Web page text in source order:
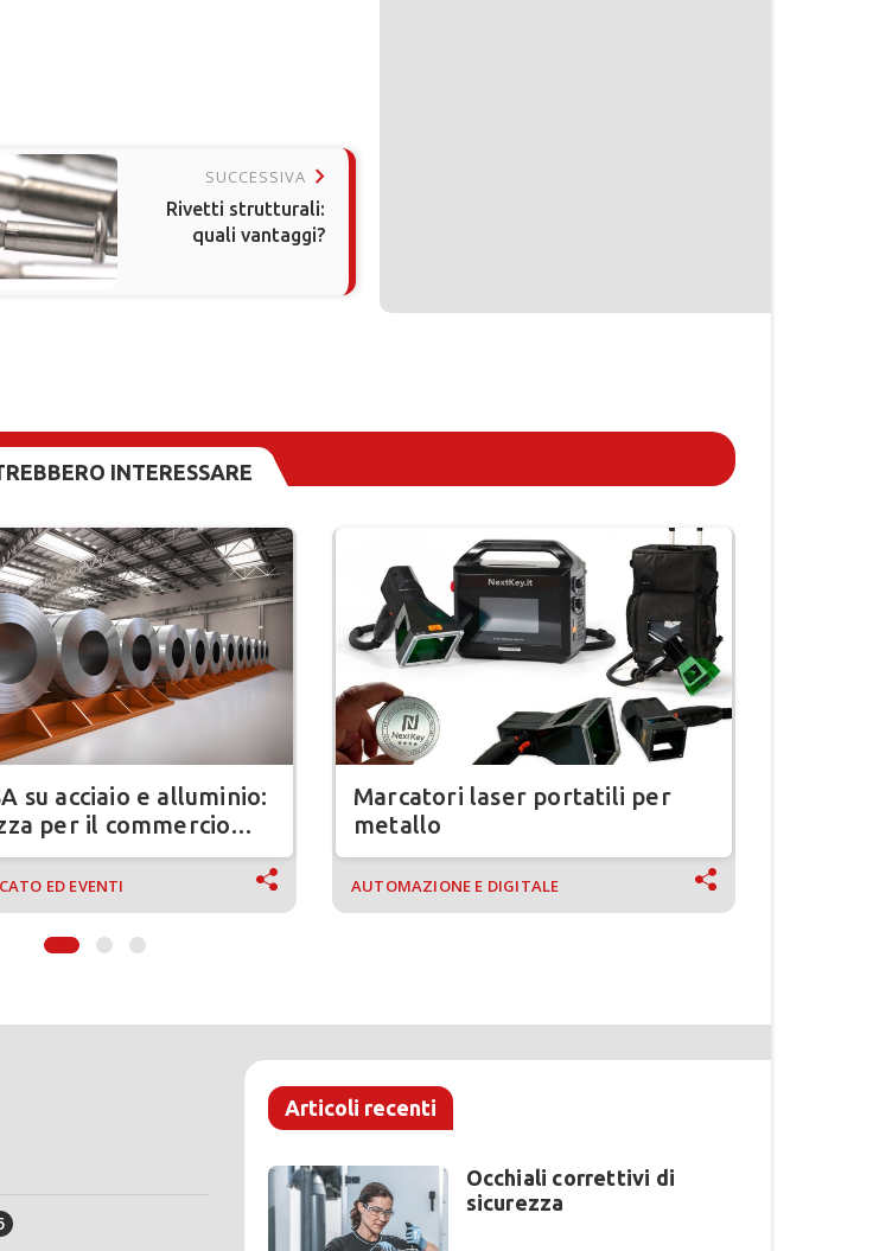
SUCCESSIVA keyboard_arrow_right
Rivetti strutturali:
quali vantaggi?
INTERESSARE
su acciaio e alluminio:
per il commercio
ED EVENTI
Marcatori laser portatili per
metallo
AUTOMAZIONE E DIGITALE
Articoli recenti
Occhiali correttivi di
sicurezza